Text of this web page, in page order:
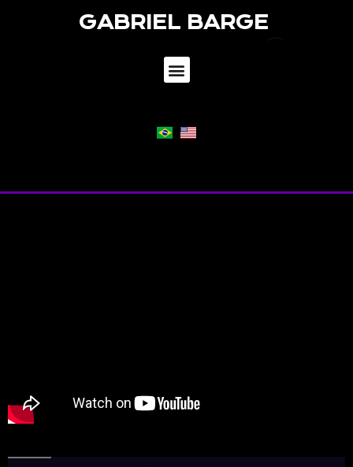
GABRIEL BARGE